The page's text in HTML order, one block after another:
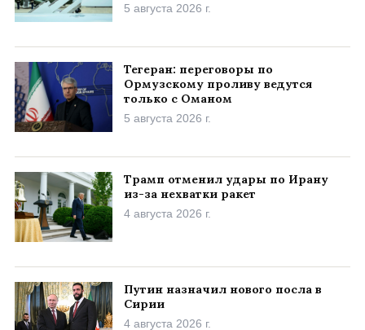
5 августа 2026 г.
Тегеран: переговоры по
Ормузскому проливу ведутся
только с Оманом
5 августа 2026 г.
Трамп отменил удары по Ирану
из-за нехватки ракет
4 августа 2026 г.
Путин назначил нового посла в
Сирии
4 августа 2026 г.